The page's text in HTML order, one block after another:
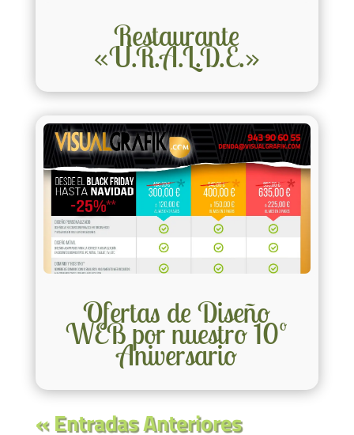
Restaurante
«U.R.A.L.D.E.»
Ofertas de Diseño
WEB por nuestro 10º
Aniversario
« Entradas Anteriores